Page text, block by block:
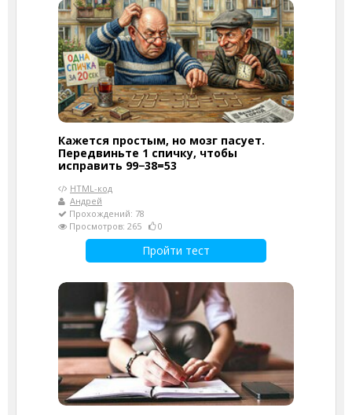
Кажется простым, но мозг пасует.
Передвиньте 1 спичку, чтобы
исправить 99−38=53
HTML-код
Андрей
Прохождений: 78
Просмотров: 265
0
Пройти тест